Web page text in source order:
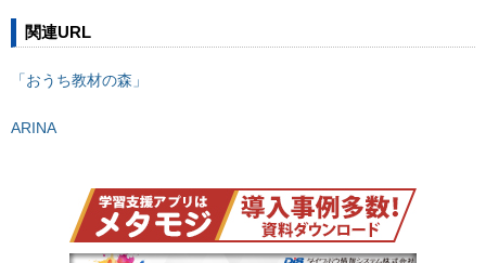
関連URL
「おうち教材の森」
ARINA